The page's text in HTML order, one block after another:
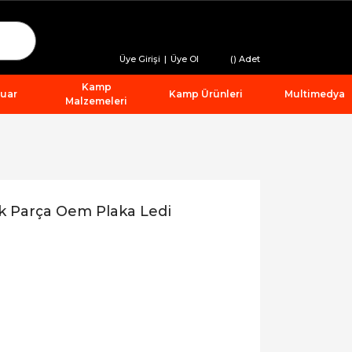
Üye Girişi | Üye Ol () Adet
Kamp
Malzemeleri
Kamp Ürünleri Multimedya
Parça Oem Plaka Ledi